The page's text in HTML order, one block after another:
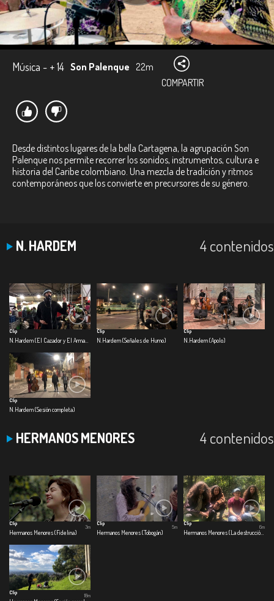
Música - + 14 Son Palenque 22m
COMPARTIR
Desde distintos lugares de la bella Cartagena, la agrupación Son
Palenque nos permite recorrer los sonidos, instrumentos, cultura e
historia del Caribe colombiano. Una mezcla de tradición y ritmos
contemporáneos que los convierte en precursores de su género.
N. HARDEM 4 contenidos
Clip Clip
N.Hardem (Señales de Humo)
Clip
N.Hardem (Apolo)
Clip
N.Hardem (Sesión completa)
HERMANOS MENORES 4 contenidos
Clip
Hermanos Menores (Fidelina)
3m
Clip
Hermanos Menores (Tobogán)
5m
Clip
6m
Clip
18m